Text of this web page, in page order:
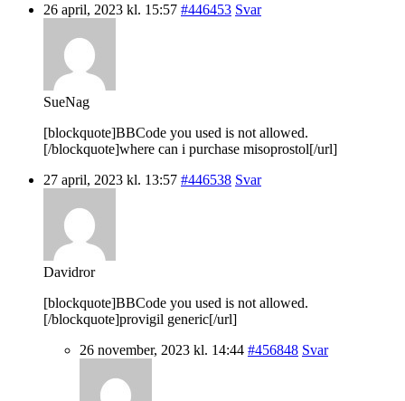
26 april, 2023 kl. 15:57 #446453 Svar
SueNag
[blockquote]BBCode you used is not allowed.
[/blockquote]where can i purchase misoprostol[/url]
27 april, 2023 kl. 13:57 #446538 Svar
Davidror
[blockquote]BBCode you used is not allowed.
[/blockquote]provigil generic[/url]
26 november, 2023 kl. 14:44 #456848 Svar